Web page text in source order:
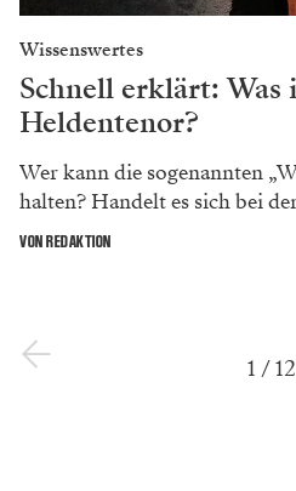
Wissenswertes
Schnell erklärt: Was
Heldentenor?
Wer kann die sogenannten
halten? Handelt es sich bei
VON REDAKTION
1 /12